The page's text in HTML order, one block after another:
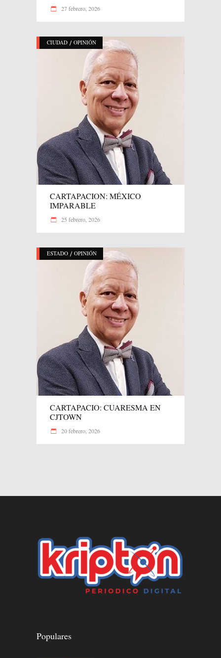
27 febrero, 2026
CIUDAD / OPINIÓN
CARTAPACION: MÉXICO
IMPARABLE
25 febrero, 2026
ESTADO / OPINIÓN
CARTAPACIO: CUARESMA EN
CJTOWN
20 febrero, 2026
Populares